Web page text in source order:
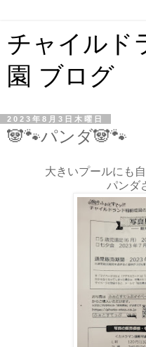
チャイルド
園 ブログ
2023年8月3日木曜日
🐼🐾パンダ🐼🐾
大きいプールにも
パンダ